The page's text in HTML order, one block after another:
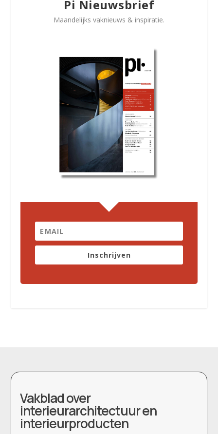
Pi Nieuwsbrief
Maandelijks vaknieuws & inspiratie.
Inschrijven
Vakblad over
interieurarchitectuur en
interieurproducten